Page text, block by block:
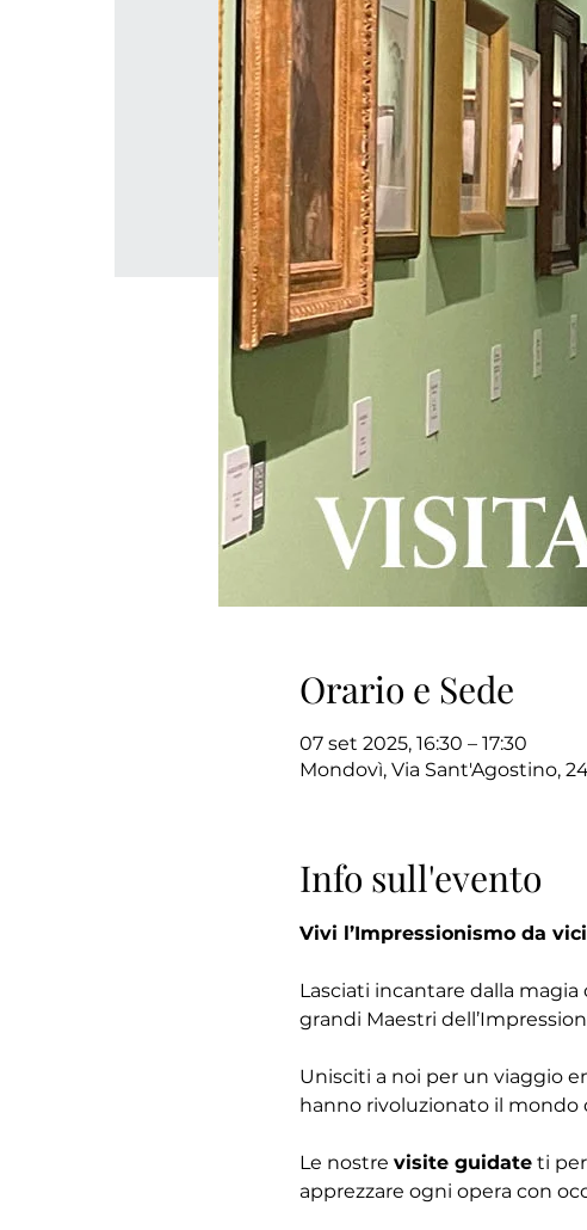
Orario e Sede
07 set 2025, 16:30 – 17:30
Mondovì, Via Sant'Agostino,
Info sull'evento
Vivi l’Impressionismo da
Lasciati incantare dalla
grandi Maestri
Unisciti a noi per un viaggio
hanno rivoluzionato il mondo
Le nostre visite guidate ti
apprezzare ogni opera con